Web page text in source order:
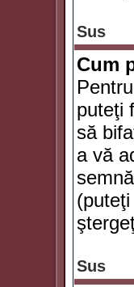
Sus
Cum
puteţi
să
a vă
Sus